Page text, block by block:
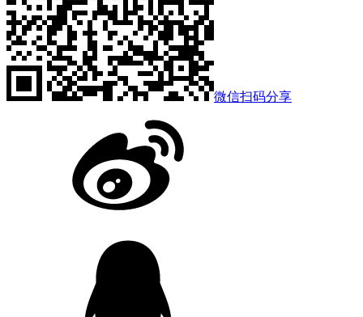
微信扫码分享